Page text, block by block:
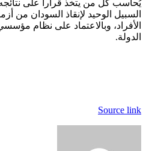
يُحاسب كل من يتخذ قراراً على
السبيل الوحيد لإنقاذ السودان من
الأفراد، وبالاعتماد على نظام
الدولة.
Source link